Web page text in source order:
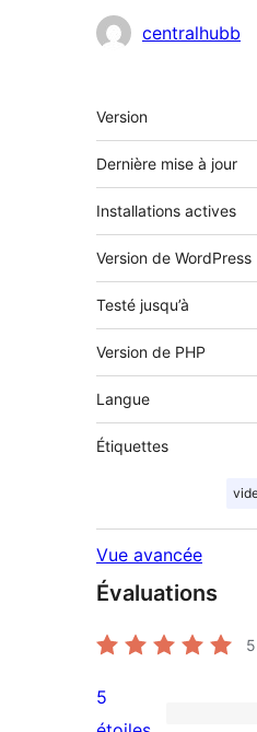
Contributeurs
centralhubb
Méta
Version
Dernière mise à jour
Installations actives
Version de WordPress
Testé jusqu’à
Version de PHP
Langue
Étiquettes
Vue avancée
Évaluations
5
5